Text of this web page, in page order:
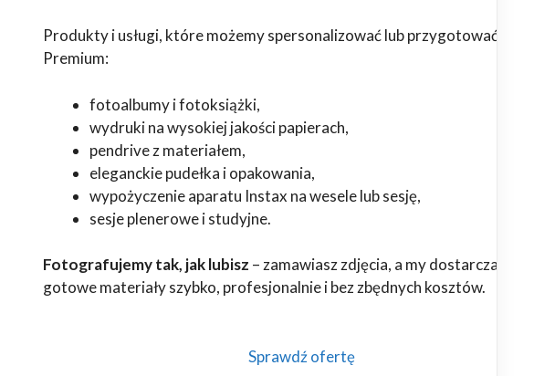
Produkty i usługi, które możemy spersonalizować lub przygotować w
Premium:
fotoalbumy i fotoksiążki,
wydruki na wysokiej jakości papierach,
pendrive z materiałem,
eleganckie pudełka i opakowania,
wypożyczenie aparatu Instax na wesele lub sesję,
sesje plenerowe i studyjne.
Fotografujemy tak, jak lubisz – zamawiasz zdjęcia, a my dostarczamy
gotowe materiały szybko, profesjonalnie i bez zbędnych kosztów.
Sprawdź ofertę